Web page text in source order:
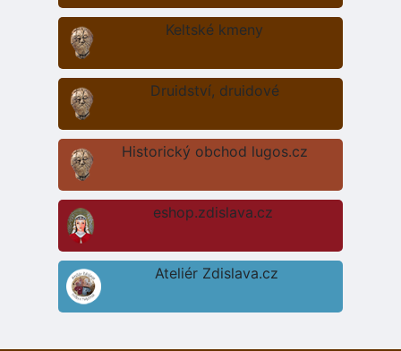
Keltské kmeny
Druidství, druidové
Historický obchod lugos.cz
eshop.zdislava.cz
Ateliér Zdislava.cz